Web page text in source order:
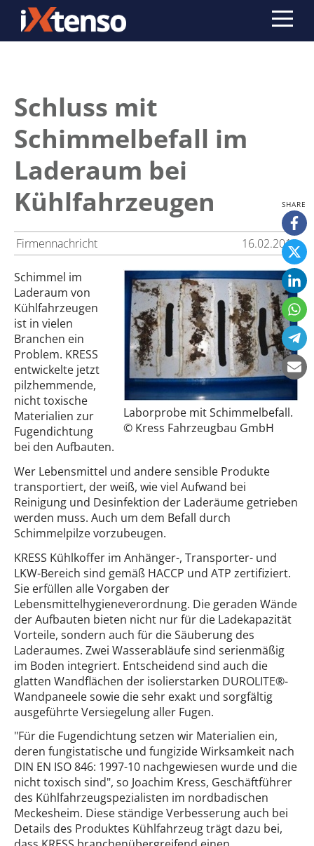
Schluss mit
Schimmelbefall im
Laderaum bei
Kühlfahrzeugen
Firmennachricht 16.02.2012
Laborprobe mit Schimmelbefall.
© Kress Fahrzeugbau GmbH
Schimmel im
Laderaum von
Kühlfahrzeugen
ist in vielen
Branchen ein
Problem. KRESS
entwickelte jetzt
pilzhemmende,
nicht toxische
Materialien zur
Fugendichtung
bei den Aufbauten.
Wer Lebensmittel und andere sensible Produkte
transportiert, der weiß, wie viel Aufwand bei
Reinigung und Desinfektion der Laderäume getrieben
werden muss. Auch um dem Befall durch
Schimmelpilze vorzubeugen.
KRESS Kühlkoffer im Anhänger-, Transporter- und
LKW-Bereich sind gemäß HACCP und ATP zertifiziert.
Sie erfüllen alle Vorgaben der
Lebensmittelhygieneverordnung. Die geraden Wände
der Aufbauten bieten nicht nur für die Ladekapazität
Vorteile, sondern auch für die Säuberung des
Laderaumes. Zwei Wasserabläufe sind serienmäßig
im Boden integriert. Entscheidend sind auch die
glatten Wandflächen der isolierstarken DUROLITE®-
Wandpaneele sowie die sehr exakt und sorgfältig
ausgeführte Versiegelung aller Fugen.
"Für die Fugendichtung setzen wir Materialien ein,
deren fungistatische und fungizide Wirksamkeit nach
DIN EN ISO 846: 1997-10 nachgewiesen wurde und die
nicht toxisch sind", so Joachim Kress, Geschäftführer
des Kühlfahrzeugspezialisten im nordbadischen
Meckesheim. Diese ständige Verbesserung auch bei
Details des Produktes Kühlfahrzeug trägt dazu bei,